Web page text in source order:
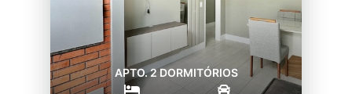
APTO. 2 DORMITÓRIOS